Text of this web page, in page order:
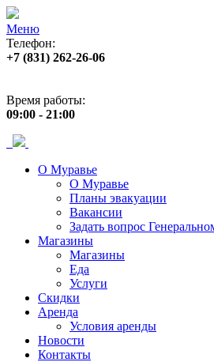
Меню
Телефон:
+7 (831) 262-26-06
Время работы:
09:00 - 21:00
О Муравье
О Муравье
Планы эвакуации
Вакансии
Задать вопрос
Магазины
Магазины
Еда
Услуги
Скидки
Аренда
Условия аренды
Новости
Контакты